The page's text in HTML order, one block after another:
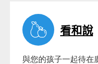
看和說
與您的孩子一起待在